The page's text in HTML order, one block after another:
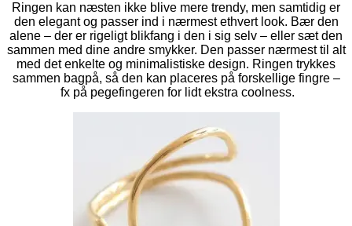
Ringen kan næsten ikke blive mere trendy, men samtidig er
den elegant og passer ind i nærmest ethvert look. Bær den
alene – der er rigeligt blikfang i den i sig selv – eller sæt den
sammen med dine andre smykker. Den passer nærmest til alt
med det enkelte og minimalistiske design. Ringen trykkes
sammen bagpå, så den kan placeres på forskellige fingre –
fx på pegefingeren for lidt ekstra coolness.